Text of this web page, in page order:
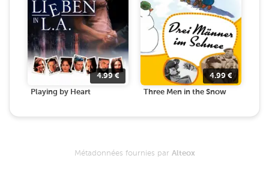
4.99€
Playing by Heart
4.99€
Three Men in the Snow
Métadonnées fournies par Alteox